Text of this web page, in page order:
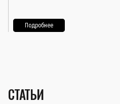
Подробнее
СТАТЬИ